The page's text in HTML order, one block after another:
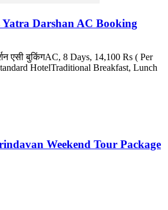
Darshan AC Booking
एसी बुकिंगAC, 8 Days, 14,100 Rs ( Per
HotelTraditional Breakfast, Lunch
Weekend Tour Package